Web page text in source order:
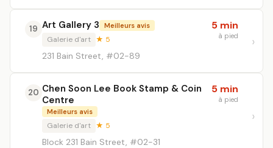
19 Art Gallery 3 Meilleurs avis
Galerie d'art ★ 5
231 Bain Street, #02-89
5 min
à pied
20 Chen Soon Lee Book Stamp & Coin
Centre
Meilleurs avis
Galerie d'art ★ 5
Block 231 Bain Street, #02-31
5 min
à pied